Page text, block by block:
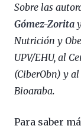
Sobre las
Gómez-Zorita
Nutrición y
UPV/EHU, al
(CiberObn) y
Bioaraba.
Para saber